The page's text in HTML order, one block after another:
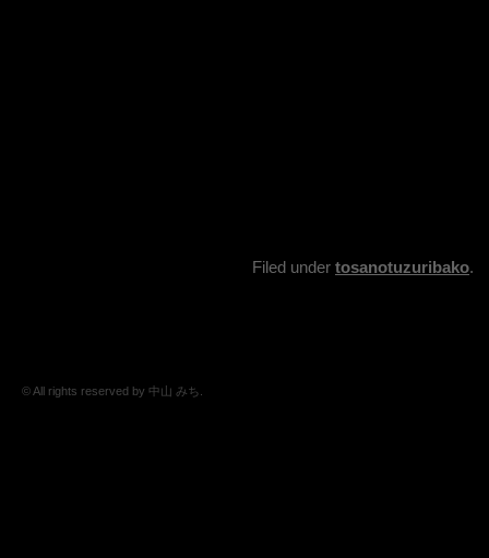
Filed under tosanotuzuribako.
© All rights reserved by 中山 みち.